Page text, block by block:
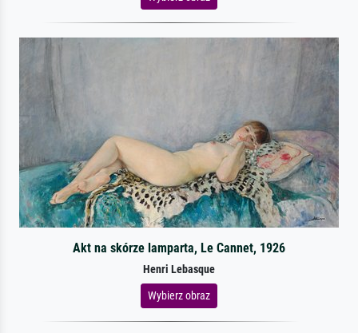
Akt na skórze lamparta, Le Cannet, 1926
Henri Lebasque
Wybierz obraz